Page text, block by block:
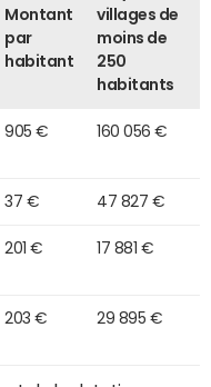
Montant
par
habitant
villages de
moins de
250
habitants
905 € 160 056 €
37 € 47 827 €
201 € 17 881 €
203 € 29 895 €